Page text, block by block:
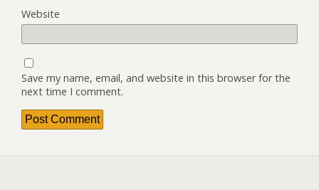
Website
Save my name, email, and website in this browser for the
next time I comment.